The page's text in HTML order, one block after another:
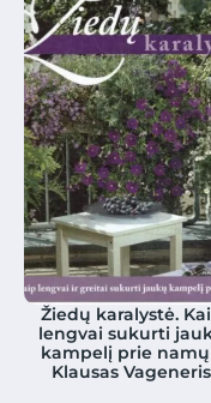
Žiedų karalystė.
lengvai sukurti
kampelį prie namų
Klausas Vageneris